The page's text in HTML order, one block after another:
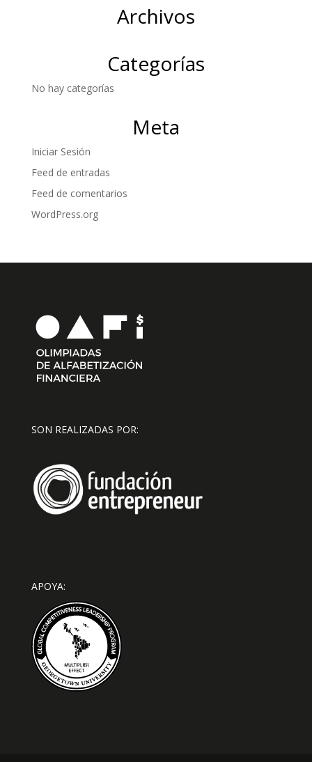
Archivos
Categorías
No hay categorías
Meta
Iniciar Sesión
Feed de entradas
Feed de comentarios
WordPress.org
SON REALIZADAS POR:
APOYA: